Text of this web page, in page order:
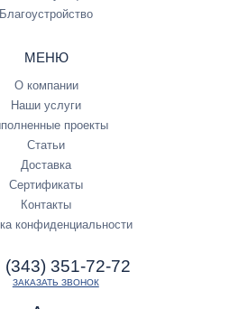
Благоустройство
МЕНЮ
О компании
Наши услуги
проекты
Статьи
Доставка
Сертификаты
Контакты
конфиденциальности
(343) 351-72-72
ЗАКАЗАТЬ ЗВОНОК